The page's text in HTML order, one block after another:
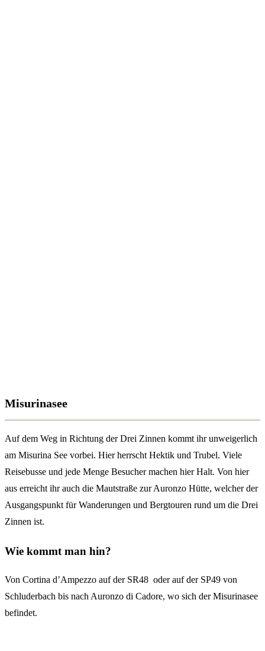
Misurinasee
Auf dem Weg in Richtung der Drei Zinnen kommt ihr unweigerlich
am Misurina See vorbei. Hier herrscht Hektik und Trubel. Viele
Reisebusse und jede Menge Besucher machen hier Halt. Von hier
aus erreicht ihr auch die Mautstraße zur Auronzo Hütte, welcher der
Ausgangspunkt für Wanderungen und Bergtouren rund um die Drei
Zinnen ist.
Wie kommt man hin?
Von Cortina d’Ampezzo auf der SR48 oder auf der SP49 von
Schluderbach bis nach Auronzo di Cadore, wo sich der Misurinasee
befindet.